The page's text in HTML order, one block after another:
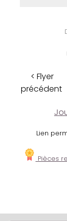
< Flyer
précédent
Lien
Pièces